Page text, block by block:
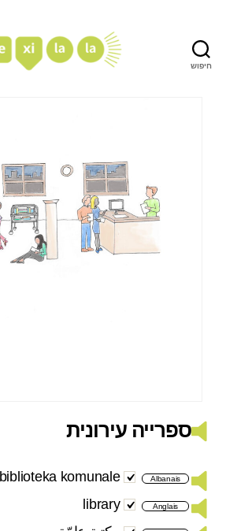
חיפוש
ספרייה עירונית
Albanais
biblioteka komunale
Anglais
library